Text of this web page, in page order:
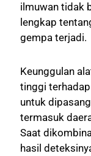
ilmuwan tidak
lengkap
gempa terjadi.
Keunggulan
tinggi
untuk
termasuk
Saat
hasil